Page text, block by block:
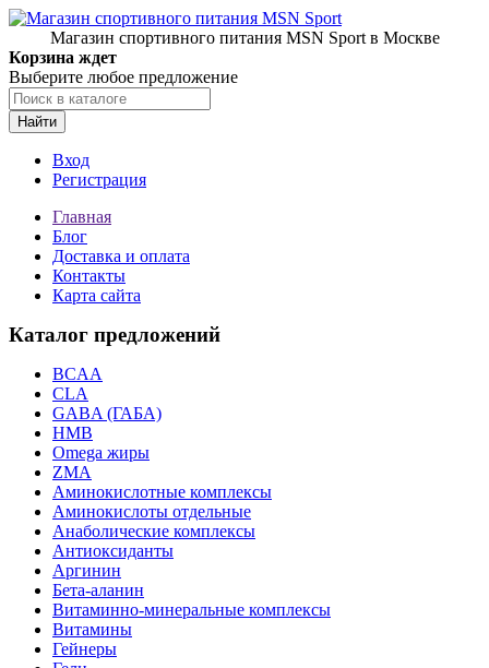
Магазин спортивного питания MSN Sport в Москве
Корзина ждет
Выберите любое предложение
Найти
Вход
Регистрация
Главная
Блог
Доставка и оплата
Контакты
Карта сайта
Каталог предложений
BCAA
CLA
GABA (ГАБА)
HMB
Omega жиры
ZMA
Аминокислотные комплексы
Аминокислоты отдельные
Анаболические комплексы
Антиоксиданты
Аргинин
Бета-аланин
Витаминно-минеральные комплексы
Витамины
Гейнеры